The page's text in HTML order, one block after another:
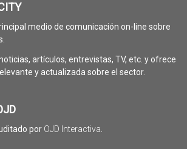
medio de comunicación on-line sobre
artículos, entrevistas, TV, etc. y ofrece
y actualizada sobre el sector.
por OJD Interactiva.